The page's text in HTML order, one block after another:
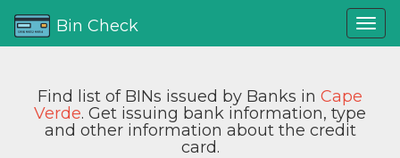
Bin Check
Find list of BINs issued by Banks in Cape
Verde. Get issuing bank information, type
and other information about the credit
card.